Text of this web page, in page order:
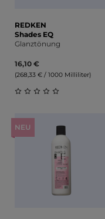
REDKEN
Shades EQ
Glanztönung
16,10 €
(268,33 € / 1000 Milliliter)
NEU